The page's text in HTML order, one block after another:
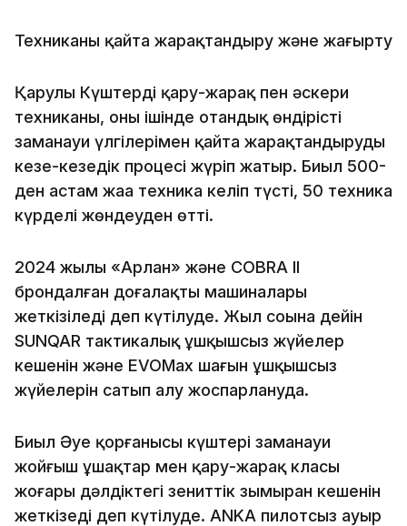
Техниканы қайта жарақтандыру және жаңғырту
Қарулы Күштерді қару-жарақ пен әскери
техниканың, оның ішінде отандық өндірістің
заманауи үлгілерімен қайта жарақтандырудың
кезең-кезеңдік процесі жүріп жатыр. Биыл 500-
ден астам жаңа техника келіп түсті, 50 техника
күрделі жөндеуден өтті.
2024 жылы «Арлан» және COBRA II
брондалған доңғалақты машиналары
жеткізіледі деп күтілуде. Жыл соңына дейін
SUNQAR тактикалық ұшқышсыз жүйелер
кешенін және EVOMax шағын ұшқышсыз
жүйелерін сатып алу жоспарлануда.
Биыл Әуе қорғанысы күштері заманауи
жойғыш ұшақтар мен қару-жарақ класы
жоғары дәлдіктегі зениттік зымыран кешенін
жеткізеді деп күтілуде. ANKA пилотсыз ауыр